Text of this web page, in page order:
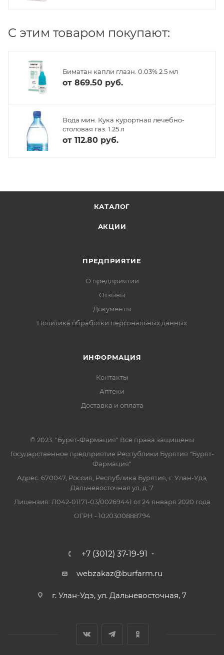
C этим товаром покупают:
Биматан капли глазн. 0.03% 2.5 мл
от 869.50 руб.
Вода мин. Кука курортная лечебно-
столовая газ. 1.25 л
от 112.80 руб.
КАТАЛОГ
АКЦИИ
ПРЕДПРИЯТИЕ
О предприятии
Отзывы
Документы
Политика обработки персональных данных
ИНФОРМАЦИЯ
Контакты
Аптеки
Доставка и оплата
© 2023. "Бурят-Фармация" Все права защищены
Государственное предприятие Республики Бурятия "Бурят-
Фармация"
Адрес: 670047, Россия, Республика Бурятия, г. Улан-Удэ,
Дальневосточная ул, д. 7
Лицензия: Л042-01171-03/00269441 от 24 января 2020 года
ОГРН - 1020300888794
+7 (3012) 37-19-91
webzakaz@burfarm.ru
г. Улан-Удэ, ул. Дальневосточная, 7